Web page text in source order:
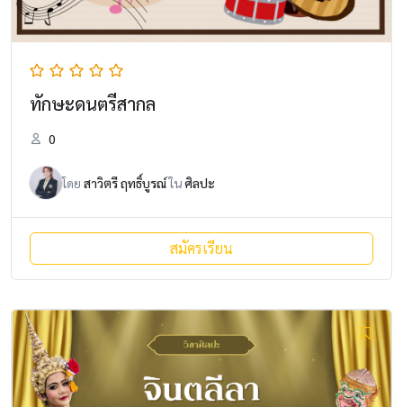
ทักษะดนตรีสากล
0
โดย สาวิตรี ฤทธิ์บูรณ์ในศิลปะ
สมัครเรียน